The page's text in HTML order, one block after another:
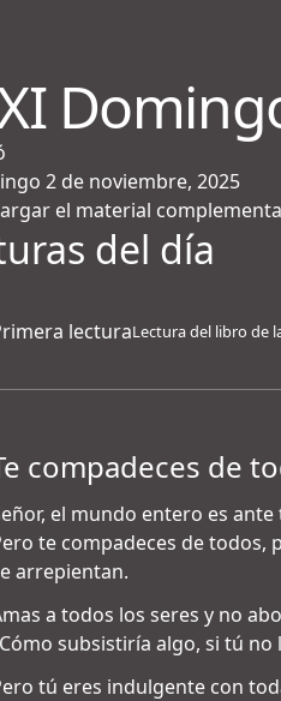
2 de noviembre, 2025
el material
del día
lecturaLectura del libro de
compadeces de
el mundo entero es
te compadeces de todos,
arrepientan.
a todos los seres y no
subsistiría algo, si tú
tú eres indulgente con